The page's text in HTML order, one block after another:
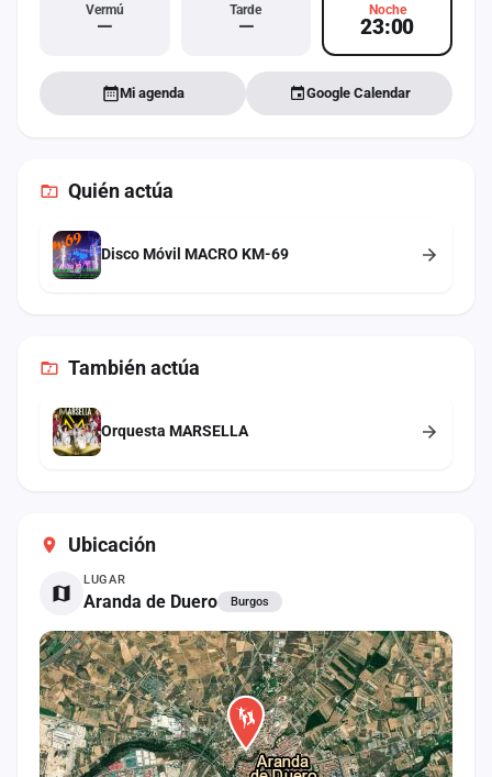
Ubicación
LUGAR
Aranda de Duero Burgos
Vermú
—
Tarde
—
Noche
23:00
Mi agenda Google Calendar
Quién actúa
Disco Móvil MACRO KM-69
Tambiénactúa
Orquesta MARSELLA